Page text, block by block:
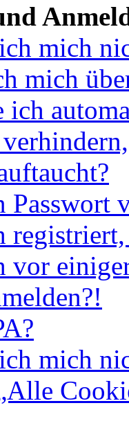
mich
mich
ich
Passwort
vor
mich